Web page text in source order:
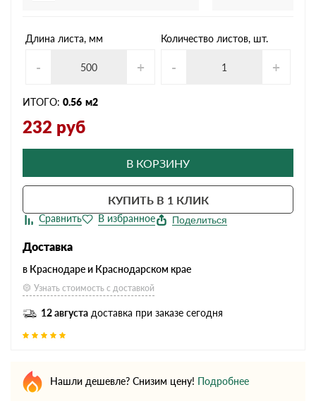
Длина листа, мм
- +
Количество листов, шт.
- +
ИТОГО: 0.56 м2
232 руб
В КОРЗИНУ
КУПИТЬ В 1 КЛИК
Поделиться
Доставка
в Краснодаре и Краснодарском крае
Узнать стоимость с доставкой
12 августа доставка при заказе сегодня
Нашли дешевле? Снизим цену! Подробнее